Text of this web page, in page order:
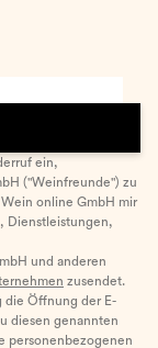
ein,
("Weinfreunde") zu
online GmbH mir
Dienstleistungen,
und anderen
zusendet.
die Öffnung der E-
diesen genannten
personenbezogenen